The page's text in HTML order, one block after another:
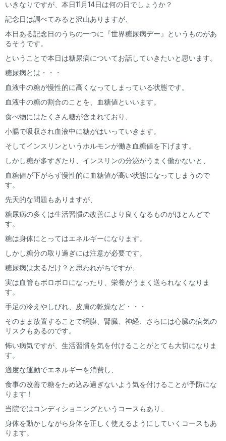
いきなりですが、本日11月14日は何の日でしょうか？
記念日は調べてみると沢山ありますが、
本日ある記念日のうちの一つに『世界糖尿病デー』というものがあ
るそうです。
ということで本日は糖尿病についてお話していきたいと思います。
糖尿病とは・・・
血液中の糖が慢性的に高くなってしまっている状態です。
血液中の糖の割合のことを、血糖値といいます。
食べ物にはたくさん糖が含まれており、
小腸で吸収され血液中に糖がはいっていきます。
そしてインスリンというホルモンが働き血糖値を下げます。
しかし糖が多すぎたり、インスリンの分泌がうまく働かないと、
血糖値が下がらず慢性的に血糖値が高い状態になってしまうので
す。
先天的な問題もありますが、
糖尿病の多くは生活習慣の改善により良くなるものがほとんどで
す。
糖は身体にとってはエネルギーになります。
しかし糖分の取り過ぎには注意が必要です。
糖尿病は太るだけ？と思われがちですが、
実は血管もボロボロになったり、栄養がうまく送られなくなりま
す。
手足の冷えやしびれ、皮膚の乾燥など・・・
そのまま放置することで網膜、腎臓、神経、さらには心臓の病気の
リスクもあるのです。
怖い病気ですが、生活習慣を気を付けることがとても大切になりま
す。
適度な運動でエネルギーを消費し、
食事の改善で糖をため込み過ぎないよう気を付けることが予防にな
ります！
当院ではコンディショニングというコースもあり、
身体を動かしながら身体を正しく使えるようにしていくコースもあ
ります。